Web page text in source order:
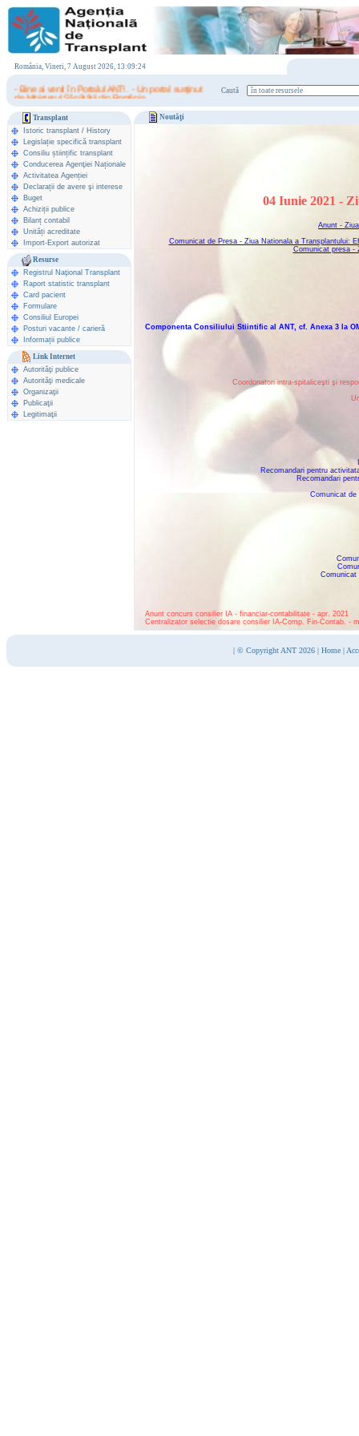
România, Vineri, 7 August 2026, 13:09:24
- Bine ai venit în Portalul ANT! . - Un portal susţinut
de Ministerul Sănătăţii din România.
Caută
Transplant
Istoric transplant / History
Legislație specifică transplant
Consiliu științific transplant
Conducerea Agenţiei Naționale
Activitatea Agenției
Declarații de avere şi interese
Buget
Achiziții publice
Bilanț contabil
Unități acreditate
Import-Export autorizat
Resurse
Registrul Naţional Transplant
Raport statistic transplant
Card pacient
Formulare
Consiliul Europei
Posturi vacante / carieră
Informații publice
Link Internet
Autorităţi publice
Autorităţi medicale
Organizaţii
Publicaţii
Legitimaţii
Noutăţi
04 Iunie 2021 -
Anunt -
Comunicat de Presa - Ziua Nationala a Transplantului:
Comunicat presa -
Componenta Consiliului Stiintific al ANT, cf. Anexa 3 la
Coordonatori intra-spitaliceşti şi
Recomandari pentru
Recomandari
Comunicat de
Comunicat
Anunt concurs consilier IA - financiar-contabilitate - apr. 2021
Centralizator selectie dosare consilier IA-Comp. Fin-Contab. -
| © Copyright ANT 2026 | Home |